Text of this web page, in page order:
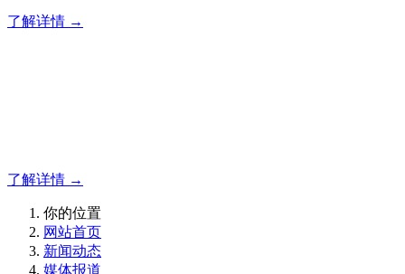
了解详情 →
了解详情 →
你的位置
网站首页
新闻动态
媒体报道